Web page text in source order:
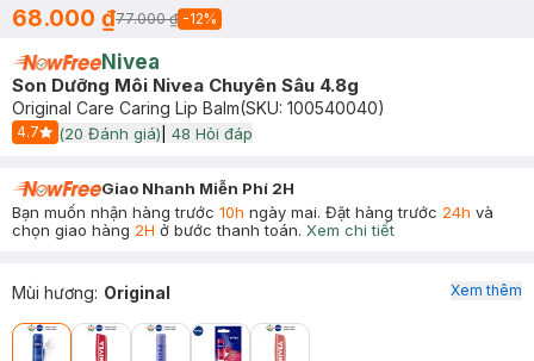
68.000 ₫77.000 ₫ -12%
Nivea
Son Dưỡng Môi Nivea Chuyên Sâu 4.8g
Original Care Caring Lip Balm(SKU: 100540040)
4.7
Start Icon
(20 Đánh giá) 48 Hỏi đáp
Giao Nhanh Miễn Phí 2H
Bạn muốn nhận hàng trước 10h ngày mai. Đặt hàng trước 24h và
chọn giao hàng 2H ở bước thanh toán. Xem chi tiết
Mùi hương: Original Xem thêm